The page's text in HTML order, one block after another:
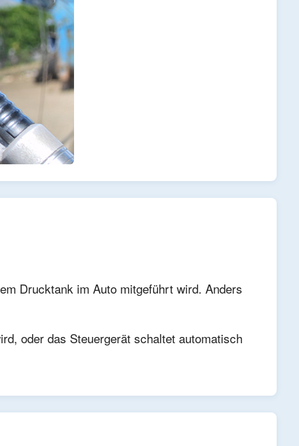
Drucktank im Auto mitgeführt wird. Anders
oder das Steuergerät schaltet automatisch